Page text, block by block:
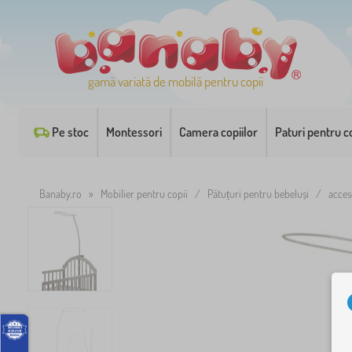
gamă variată de mobilă pentru copii
Pe stoc Montessori Camera copiilor Paturi pentru
Banaby.ro » Mobilier pentru copii / Pătuțuri pentru bebeluși /